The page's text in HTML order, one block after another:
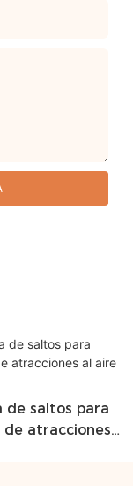
de saltos para
de atracciones